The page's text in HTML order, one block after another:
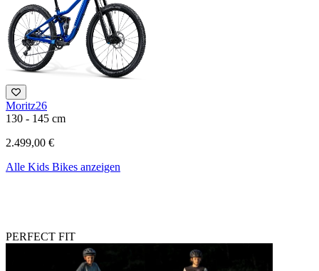
Moritz26
130 - 145 cm
2.499,00 €
Alle Kids Bikes anzeigen
PERFECT FIT